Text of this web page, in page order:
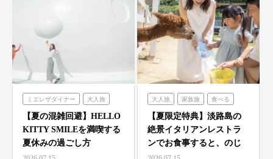
ミエレザダイナー 大人旅
家族旅 食べる 体験する
ハローキティスマイル
【夏の混雑回避】HELLO
KITTY SMILEを満喫する
夏休みの過ごし方
大人旅 家族旅 食べる
体験する のじまスコーラ
【夏限定特典】淡路島の
絶景イタリアンレストラ
ンでお食事すると、のじ
ま動物園の入場券をプレ